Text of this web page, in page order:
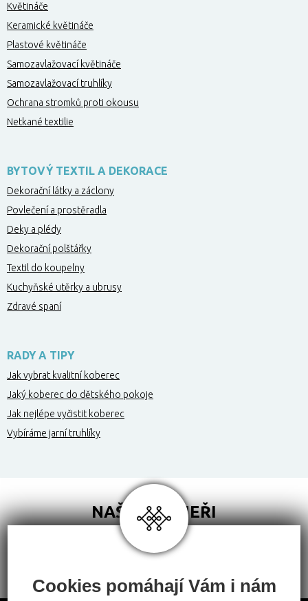
Květináče
Keramické květináče
Plastové květináče
Samozavlažovací květináče
Samozavlažovací truhlíky
Ochrana stromků proti okousu
Netkané textilie
BYTOVÝ TEXTIL A DEKORACE
Dekorační látky a záclony
Povlečení a prostěradla
Deky a plédy
Dekorační polštářky
Textil do koupelny
Kuchyňské utěrky a ubrusy
Zdravé spaní
RADY A TIPY
Jak vybrat kvalitní koberec
Jaký koberec do dětského pokoje
Jak nejlépe vyčistit koberec
Vybíráme jarní truhlíky
NAŠI PARTNEŘI
Cookies pomáhají Vám i nám